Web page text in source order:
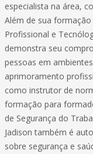
especialista na área,
Além de sua
Profissional e
demonstra seu
pessoas em
aprimoramento
como instrutor de
formação para
de Segurança do
Jadison também é
sobre segurança e